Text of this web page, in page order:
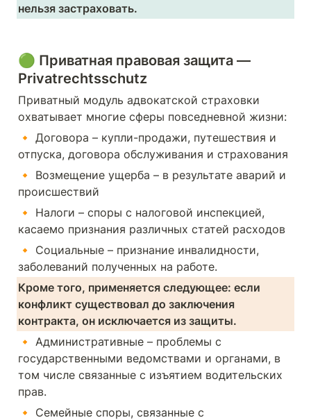
нельзя застраховать.
🟢 Приватная правовая защита —
Privatrechtsschutz
Приватный модуль адвокатской страховки
охватывает многие сферы повседневной жизни:
🔸 Договора – купли-продажи, путешествия и
отпуска, договора обслуживания и страхования
🔸 Возмещение ущерба – в результате аварий и
происшествий
🔸 Налоги – споры с налоговой инспекцией,
касаемо признания различных статей расходов
🔸 Социальные – признание инвалидности,
заболеваний полученных на работе.
Кроме того, применяется следующее: если
конфликт существовал до заключения
контракта, он исключается из защиты.
🔸 Административные – проблемы с
государственными ведомствами и органами, в
том числе связанные с изъятием водительских
прав.
🔸 Семейные споры, связанные с